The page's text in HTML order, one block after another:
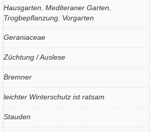
Hausgarten Mediteraner Garten
Trogbepflanzung Vorgarten
Geraniaceae
Züchtung / Auslese
Bremner
leichter Winterschutz ist ratsam
Stauden